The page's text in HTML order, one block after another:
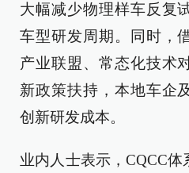
大幅减少物理样车反复
车型研发周期。同时，
产业联盟、常态化技术
新政策扶持，本地车企
创新研发成本。
业内人士表示，CQCC